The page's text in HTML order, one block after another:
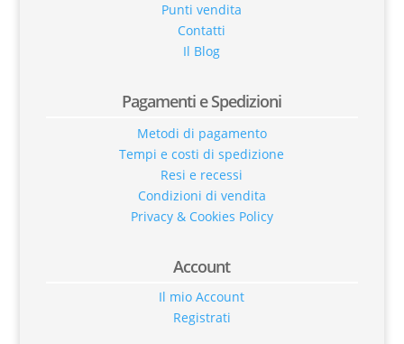
Punti vendita
Contatti
Il Blog
Pagamenti e Spedizioni
Metodi di pagamento
Tempi e costi di spedizione
Resi e recessi
Condizioni di vendita
Privacy & Cookies Policy
Account
Il mio Account
Registrati